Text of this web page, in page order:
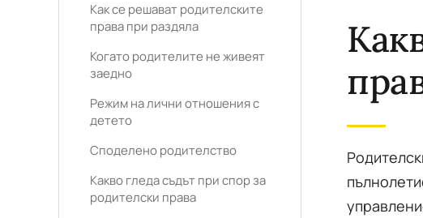
Как се решават родителските
права при раздяла
Когато родителите не живеят
заедно
Режим на лични отношения с
детето
Споделено родителство
Какво гледа съдът при спор за
родителски права